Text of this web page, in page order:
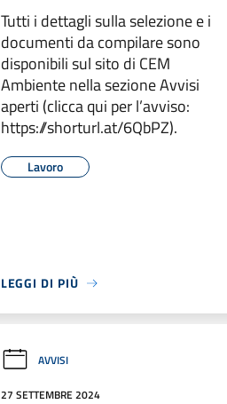
Tutti i dettagli sulla selezione e i
documenti da compilare sono
disponibili sul sito di CEM
Ambiente nella sezione Avvisi
aperti (clicca qui per l’avviso:
https://shorturl.at/6QbPZ).
Lavoro
LEGGI DI PIÙ
AVVISI
27 SETTEMBRE 2024